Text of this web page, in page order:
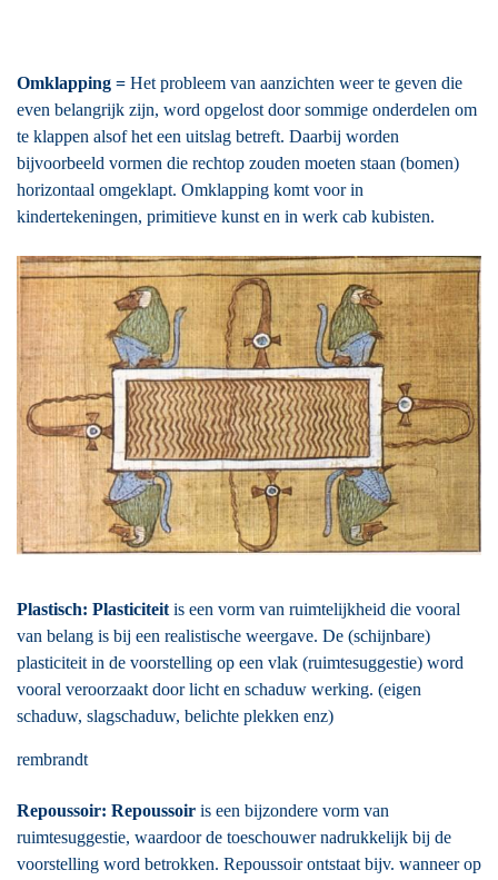
Omklapping = Het probleem van aanzichten weer te geven die
even belangrijk zijn, word opgelost door sommige onderdelen om
te klappen alsof het een uitslag betreft. Daarbij worden
bijvoorbeeld vormen die rechtop zouden moeten staan (bomen)
horizontaal omgeklapt. Omklapping komt voor in
kindertekeningen, primitieve kunst en in werk cab kubisten.
Plastisch: Plasticiteitis een vorm van ruimtelijkheid die vooral
van belang is bij een realistische weergave. De (schijnbare)
plasticiteit in de voorstelling op een vlak (ruimtesuggestie) word
vooral veroorzaakt door licht en schaduw werking. (eigen
schaduw, slagschaduw, belichte plekken enz)
rembrandt
Repoussoir: Repoussoir is een bijzondere vorm van
ruimtesuggestie, waardoor de toeschouwer nadrukkelijk bij de
voorstelling word betrokken. Repoussoir ontstaat bijv. wanneer op